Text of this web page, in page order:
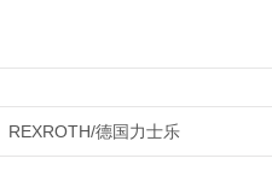
REXROTH/德国力士乐